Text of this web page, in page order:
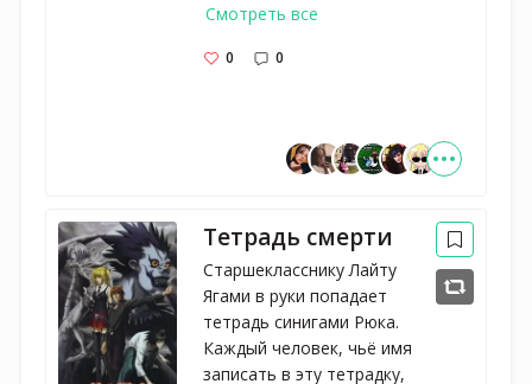
Смотреть все
0 0
Тетрадь смерти
Старшекласснику Лайту
Ягами в руки попадает
тетрадь синигами Рюка.
Каждый человек, чьё имя
записать в эту тетрадку,